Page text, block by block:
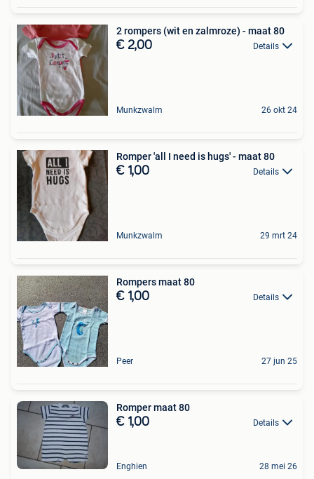
2 rompers (wit en zalmroze) - maat 80
€ 2,00 Details
Munkzwalm 26 okt 24
Romper 'all I need is hugs' - maat 80
€ 1,00 Details
Munkzwalm 29 mrt 24
Rompers maat 80
€ 1,00 Details
Peer 27 jun 25
Romper maat 80
€ 1,00 Details
Enghien 28 mei 26